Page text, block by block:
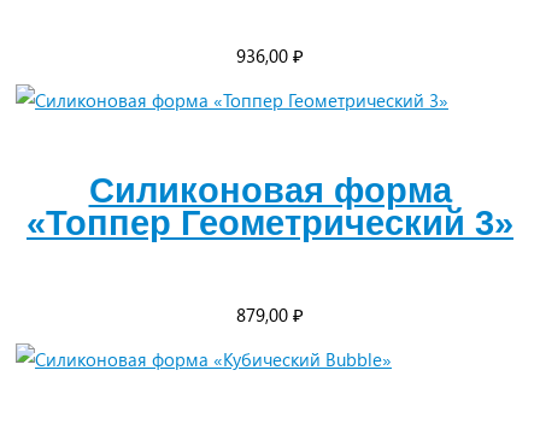
936,00 ₽
Силиконовая форма
«Топпер Геометрический 3»
879,00 ₽